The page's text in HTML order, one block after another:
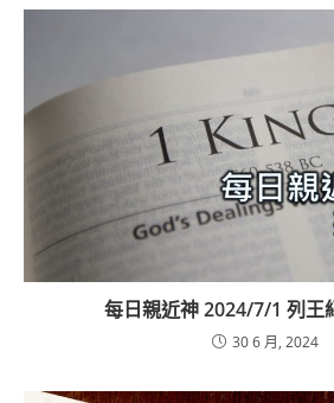
每日親近神 2024/7/1 列王
30 6 月, 2024